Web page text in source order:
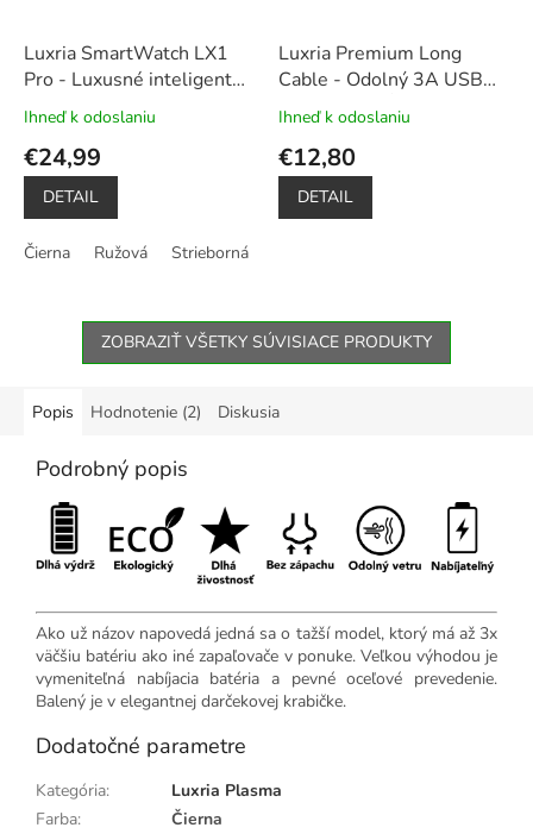
Luxria SmartWatch LX1
Pro - Luxusné inteligentné
hodinky
kovový a
silikónový remienok v
balení
Priemerné
hodnotenie
produktu
5
Ihneď k odoslaniu
€24,99
DETAIL
Čierna Ružová Strieborná
Luxria Premium Long
Cable - Odolný 3A USB
kábel s 3m dĺžkou
Priemerné
hodnotenie
produktu
Ihneď k odoslaniu
€12,80
DETAIL
ZOBRAZIŤ VŠETKY SÚVISIACE PRODUKTY
Popis Hodnotenie (2) Diskusia
Podrobný popis
Ako už názov napovedá jedná sa o tažší model, ktorý má až 3x
väčšiu batériu ako iné zapaľovače v ponuke. Veľkou výhodou je
vymeniteľná nabíjacia batéria a pevné oceľové prevedenie.
Balený je v elegantnej darčekovej krabičke.
Dodatočné parametre
Kategória:
Luxria Plasma
Farba:
Čierna